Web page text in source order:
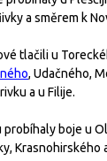
a směrem k
tlačili u
, Udačného,
a u Filije.
boje u
Krasnohirského